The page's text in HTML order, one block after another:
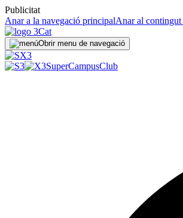
Publicitat
Anar a la navegació principalAnar al contingut
Obrir menu de navegació
SuperCampusClub